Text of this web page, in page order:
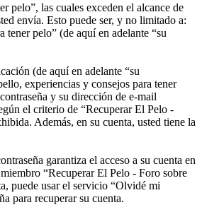
pelo”, las cuales exceden el alcance de
envía. Esto puede ser, y no limitado a:
pelo” (de aquí en adelante “su
(de aquí en adelante “su
experiencias y consejos para tener
y su dirección de e-mail
el criterio de “Recuperar El Pelo -
Además, en su cuenta, usted tiene la
garantiza el acceso a su cuenta en
“Recuperar El Pelo - Foro sobre
puede usar el servicio “Olvidé mi
para recuperar su cuenta.